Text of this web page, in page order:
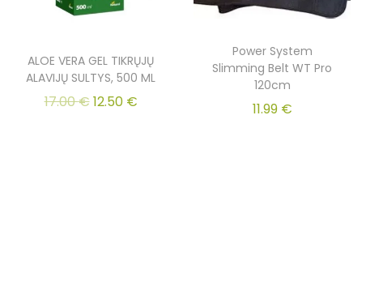
ALOE VERA GEL TIKRŲJŲ
ALAVIJŲ SULTYS, 500 ML
17.00€12.50 €
Power System
Slimming Belt WT Pro
120cm
11.99 €